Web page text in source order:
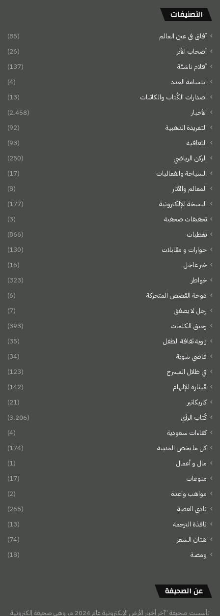
التصنيفات
آفاق في عين العالم
(85)
أصحاب الأثر
(26)
أقلام ناشئة
(137)
ابتسامة العدد
(4)
اصدارات الكُتاب والكاتبات
(13)
الأخبار
(2٬458)
التغريدة الذهبية
(92)
الثقافية
(93)
الركن الرياضي
(250)
السياحة والفعاليات
(17)
المعالم والآثار
(8)
النسخة الإلكترونية
(177)
تحقيقات صحفية
(3)
تغطيات
(866)
حوارات و مقابلات
(130)
خبر عاجل
(16)
خواطر
(323)
دوحة القصص المتحركة
(6)
رجل لا يصفق
(7)
رحيق الكلمات
(393)
زاوية ثقافة الطفل
(35)
فاضي شوية
(34)
في ظلال المسرح
(123)
قيثارة الإلهام
(142)
كاريكاتير
(21)
كُتاب الرأي
(3٬206)
كفاءات سعودية
(4)
كل ما يخص المدينة
(174)
مال و أعمال
(1)
منوعات
(17)
مواهب واعدة
(2)
نادي القصة
(265)
نافذة الترجمة
(13)
هتان الشعر
(74)
ومضة
(18)
عن الصحيفة
تأسست صحيفة “آخر أخبار الأرض الإلكترونية عام 2024 م، وهي صحيفة إلكترونية